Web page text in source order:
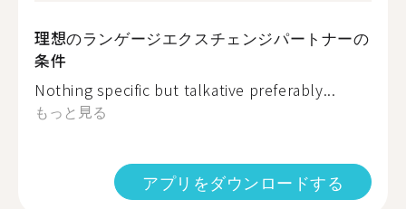
理想のランゲージエクスチェンジパートナーの
条件
Nothing specific but talkative preferably...
もっと見る
アプリをダウンロードする